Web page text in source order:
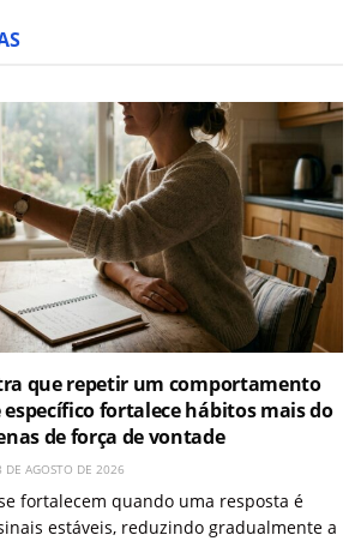
que repetir um comportamento
fortalece hábitos mais do
de força de vontade
DE AGOSTO DE 2026
fortalecem quando uma resposta é
estáveis, reduzindo gradualmente a